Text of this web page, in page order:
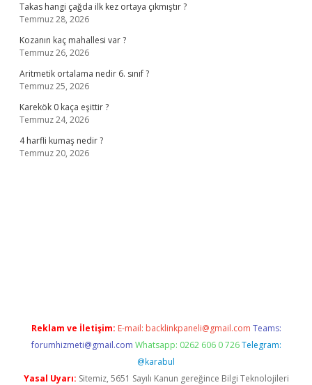
Takas hangi çağda ilk kez ortaya çıkmıştır ?
Temmuz 28, 2026
Kozanın kaç mahallesi var ?
Temmuz 26, 2026
Aritmetik ortalama nedir 6. sınıf ?
Temmuz 25, 2026
Karekök 0 kaça eşittir ?
Temmuz 24, 2026
4 harfli kumaş nedir ?
Temmuz 20, 2026
Reklam ve İletişim: E-mail: backlinkpaneli@gmail.com Teams:
forumhizmeti@gmail.com Whatsapp: 0262 606 0 726 Telegram:
@karabul
Yasal Uyarı: Sitemiz, 5651 Sayılı Kanun gereğince Bilgi Teknolojileri